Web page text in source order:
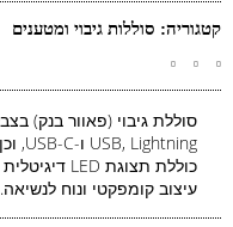
קטגוריה: סוללות גיבוי ומטענים
USB, Lightning ו-USB-C, וכן מחבר USB-A.
כוללת תצוגת LED דיגיטלית המציגה את אחוז הטעינה.
עיצוב קומפקטי ונוח לנשיאה.